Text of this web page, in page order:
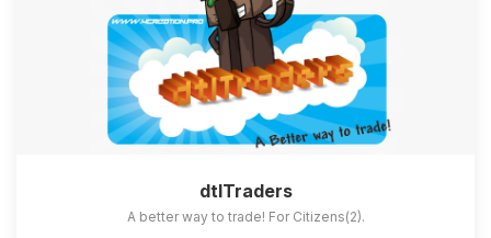
dtlTraders
A better way to trade! For Citizens(2).